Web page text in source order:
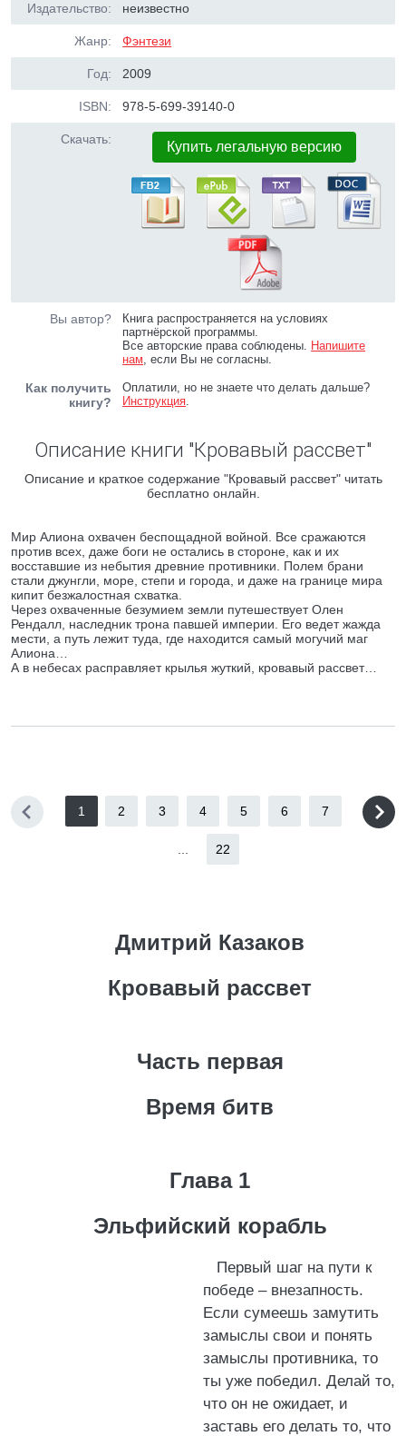
Издательство: неизвестно
Жанр: Фэнтези
Год: 2009
ISBN: 978-5-699-39140-0
Скачать: Купить легальную версию
Вы автор?
Книга распространяется на условиях
партнёрской программы.
Все авторские права соблюдены. Напишите
нам, если Вы не согласны.
Как получить
книгу?
Оплатили, но не знаете что делать дальше?
Инструкция.
Описание книги "Кровавый рассвет"
Описание и краткое содержание "Кровавый рассвет" читать
бесплатно онлайн.
Мир Алиона охвачен беспощадной войной. Все сражаются
против всех, даже боги не остались в стороне, как и их
восставшие из небытия древние противники. Полем брани
стали джунгли, море, степи и города, и даже на границе мира
кипит безжалостная схватка.
Через охваченные безумием земли путешествует Олен
Рендалл, наследник трона павшей империи. Его ведет жажда
мести, а путь лежит туда, где находится самый могучий маг
Алиона…
А в небесах расправляет крылья жуткий, кровавый рассвет…
1 2 3 4 5 6 7
22
Дмитрий Казаков
Кровавый рассвет
Часть первая
Время битв
Глава 1
Эльфийский корабль
Первый шаг на пути к
победе – внезапность.
Если сумеешь замутить
замыслы свои и понять
замыслы противника, то
ты уже победил. Делай то,
что он не ожидает, и
заставь его делать то, что